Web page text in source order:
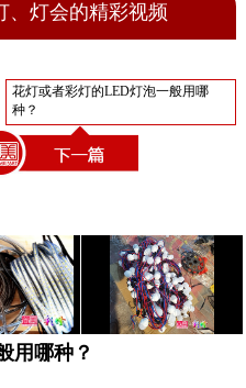
、灯会的精彩视频
花灯或者彩灯的LED灯泡一般用哪
种？
用哪种？